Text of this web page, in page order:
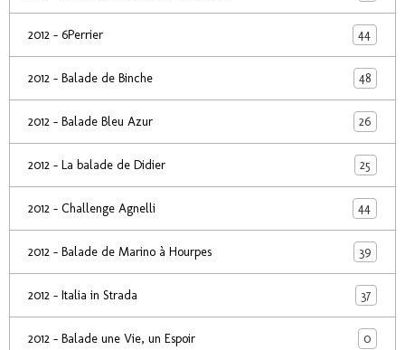
2012 - 6Perrier 44
2012 - Balade de Binche 48
2012 - Balade Bleu Azur 26
2012 - La balade de Didier 25
2012 - Challenge Agnelli 44
2012 - Balade de Marino à Hourpes 39
2012 - Italia in Strada 37
2012 - Balade une Vie, un Espoir 0